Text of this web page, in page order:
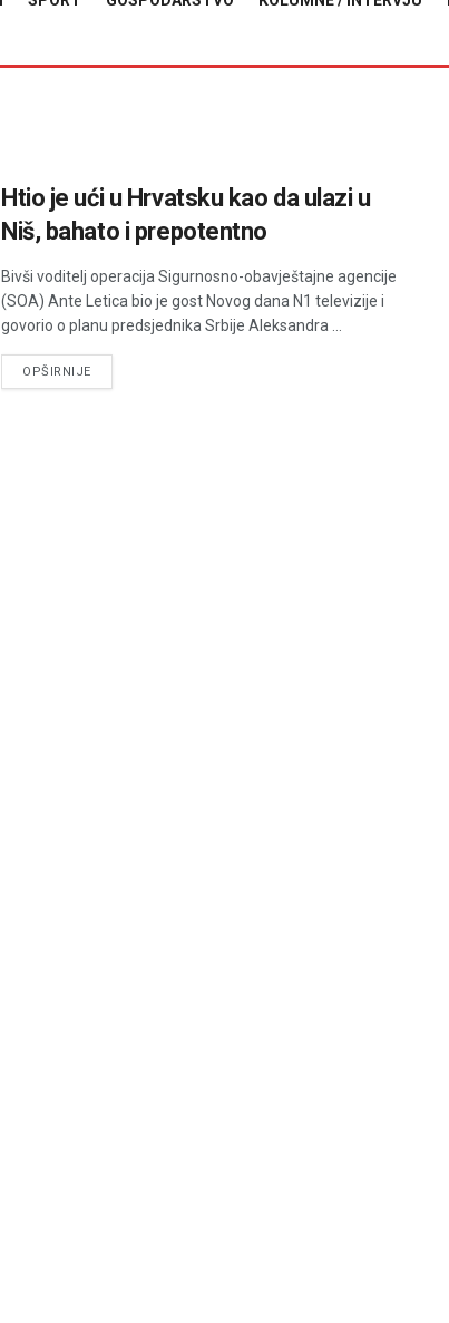
Htio je ući u Hrvatsku kao da ulazi u
Niš, bahato i prepotentno
Bivši voditelj operacija Sigurnosno-obavještajne agencije
(SOA) Ante Letica bio je gost Novog dana N1 televizije i
govorio o planu predsjednika Srbije Aleksandra ...
OPŠIRNIJEDETAILS